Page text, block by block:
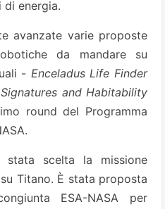
energia.
avanzate varie proposte
da mandare su
- Enceladus Life Finder
and Habitability
round del Programma
scelta la missione
Titano. È stata proposta
ESA-NASA per